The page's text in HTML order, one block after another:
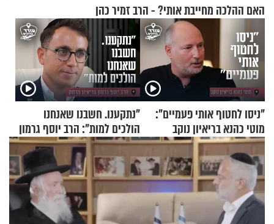
האם ההלכה מחייבת אותי? - הרב זמיר כהן
"ניסו לחטוף אותי פעמיים":
מוטי כהנא בריאיון נוקב
"נתקענו. חשבנו שאנחנו
הולכים למות": הרב יוסף גרמון
בריאיון מרתק